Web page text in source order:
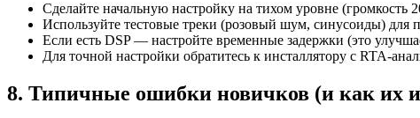
Сделайте начальную настройку на тихом уровне (громкость
Используйте тестовые треки (розовый шум, синусоиды) для
Если есть DSP — настройте временные задержки (это
Для точной настройки обратитесь к инсталлятору с RTA-
8. Типичные ошибки новичков (и как их